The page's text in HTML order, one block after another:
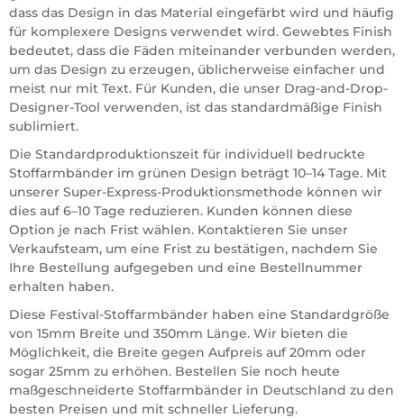
dass das Design in das Material eingefärbt wird und häufig
für komplexere Designs verwendet wird. Gewebtes Finish
bedeutet, dass die Fäden miteinander verbunden werden,
um das Design zu erzeugen, üblicherweise einfacher und
meist nur mit Text. Für Kunden, die unser Drag-and-Drop-
Designer-Tool verwenden, ist das standardmäßige Finish
sublimiert.
Die Standardproduktionszeit für individuell bedruckte
Stoffarmbänder im grünen Design beträgt 10–14 Tage. Mit
unserer Super-Express-Produktionsmethode können wir
dies auf 6–10 Tage reduzieren. Kunden können diese
Option je nach Frist wählen. Kontaktieren Sie unser
Verkaufsteam, um eine Frist zu bestätigen, nachdem Sie
Ihre Bestellung aufgegeben und eine Bestellnummer
erhalten haben.
Diese Festival-Stoffarmbänder haben eine Standardgröße
von 15mm Breite und 350mm Länge. Wir bieten die
Möglichkeit, die Breite gegen Aufpreis auf 20mm oder
sogar 25mm zu erhöhen. Bestellen Sie noch heute
maßgeschneiderte Stoffarmbänder in Deutschland zu den
besten Preisen und mit schneller Lieferung.